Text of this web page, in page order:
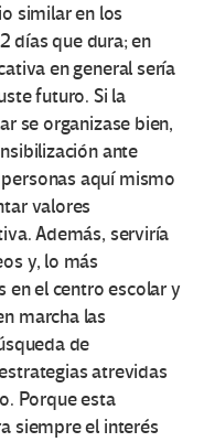
similar en los
días que dura; en
en general sería
futuro. Si la
se organizase bien,
ante
aquí mismo
valores
Además, serviría
y, lo más
en el centro escolar y
marcha las
de
atrevidas
Porque esta
siempre el interés